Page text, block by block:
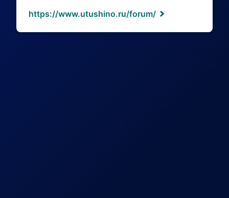
https://www.utushino.ru/forum/